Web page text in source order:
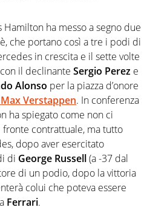
Hamilton ha messo a segno due
che portano così a tre i podi di
in crescita e il sette volte
il declinante Sergio Perez e
Alonso per la piazza d’onore
Max Verstappen. In conferenza
ha spiegato come non ci
fronte contrattuale, ma tutto
dopo aver esercitato
di George Russell(a -37 dal
di un podio, dopo la vittoria
colui che poteva essere
Ferrari.